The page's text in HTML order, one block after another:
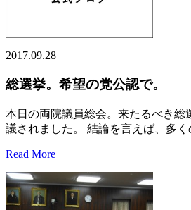
2017.09.28
総選挙。希望の党公認で。
本日の両院議員総会。来たるべき総
議されました。 結論を言えば、多く
Read More